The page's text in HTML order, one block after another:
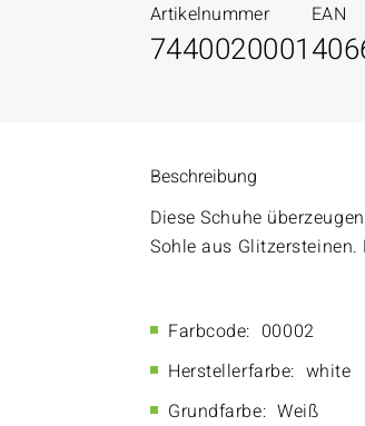
Artikelnummer
7440020001
EAN
Beschreibung
Diese Schuhe
Sohle aus
Farbcode: 00002
Herstellerfarbe: white
Grundfarbe: Weiß